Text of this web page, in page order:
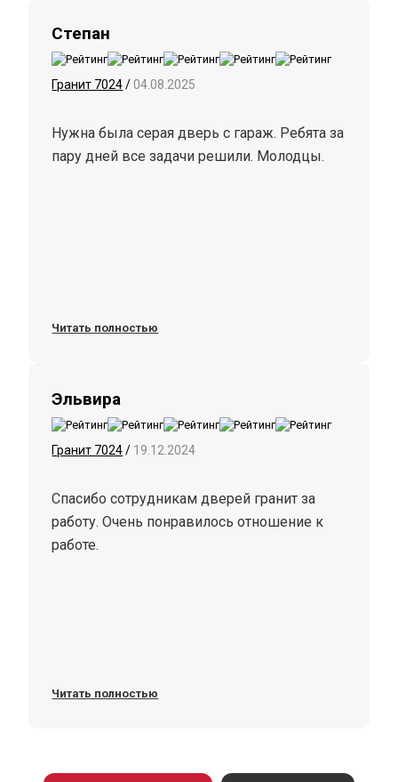
Степан
Гранит 7024/04.08.2025
Нужна была серая дверь с гараж. Ребята за
пару дней все задачи решили. Молодцы.
Читать полностью
Эльвира
Гранит 7024/ 19.12.2024
Спасибо сотрудникам дверей гранит за
работу. Очень понравилось отношение к
работе.
Читать полностью